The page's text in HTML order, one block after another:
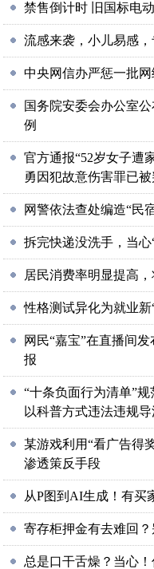
禁售倒计时 旧国标电
流感来袭，小儿易感
中央网信办严惩一批
国务院安委会办公室
例
官方通报“52岁女子遭
勇因犯故意伤害罪已
网警依法查处编造“民
拆完快递没洗手，当
居民消费率明显提高
性格测试异化为就业新
网民“嘉宝”在直播间
报
“十条负面行为清单”
以科普方式违法违规
某游戏利用“看广告得
渗透策反手段
从P图到AI生成！有买
寄存柜押金有去难回
总是口干舌燥？当心